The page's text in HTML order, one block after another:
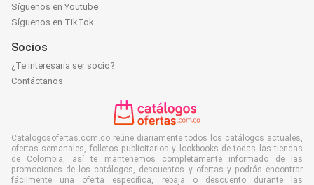
Síguenos en Youtube
Síguenos en TikTok
Socios
¿Te interesaría ser socio?
Contáctanos
Catalogosofertas.com.co reúne diariamente todos los catálogos actuales,
ofertas semanales, folletos publicitarios y lookbooks de todas las tiendas
de Colombia, así te mantenemos completamente informado de las
promociones de los catálogos, descuentos y ofertas y podrás encontrar
fácilmente una oferta específica, rebaja o descuento durante las